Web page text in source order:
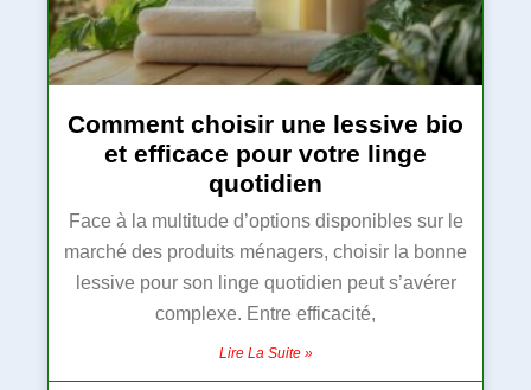
Comment choisir une lessive bio
et efficace pour votre linge
quotidien
Face à la multitude d’options disponibles sur le
marché des produits ménagers, choisir la bonne
lessive pour son linge quotidien peut s’avérer
complexe. Entre efficacité,
Lire La Suite »